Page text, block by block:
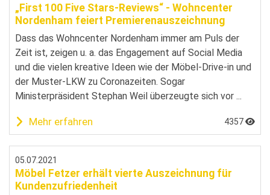
„First 100 Five Stars-Reviews“ - Wohncenter
Nordenham feiert Premierenauszeichnung
Dass das Wohncenter Nordenham immer am Puls der
Zeit ist, zeigen u. a. das Engagement auf Social Media
und die vielen kreative Ideen wie der Möbel-Drive-in und
der Muster-LKW zu Coronazeiten. Sogar
Ministerpräsident Stephan Weil überzeugte sich vor ...
Mehr erfahren 4357
05.07.2021
Möbel Fetzer erhält vierte Auszeichnung für
Kundenzufriedenheit